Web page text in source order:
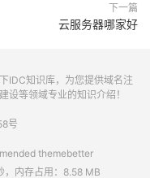
下一篇
云服务器哪家好
IDC知识库，为您提供域名注
设等领域专业的知识介绍！
号
themebetter
，内存占用：8.58 MB